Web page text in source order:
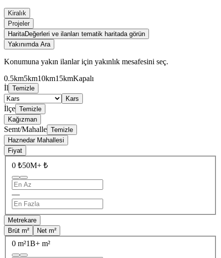
Kiralık
Projeler
HaritaDeğerleri ve ilanları tematik haritada görün
Yakınımda Ara
Konumuna yakın ilanlar için yakınlık mesafesini seç.
0.5km5km10km15kmKapalı
İl Temizle
Kars
İlçe Temizle
Kağızman
Semt/Mahalle Temizle
Haznedar Mahallesi
Fiyat
0 ₺50M+ ₺
—
Metrekare
Brüt m²
Net m²
0 m²1B+ m²